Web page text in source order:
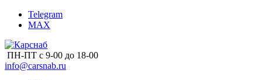
Telegram
MAX
ПН-ПТ с 9-00 до 18-00
info@carsnab.ru